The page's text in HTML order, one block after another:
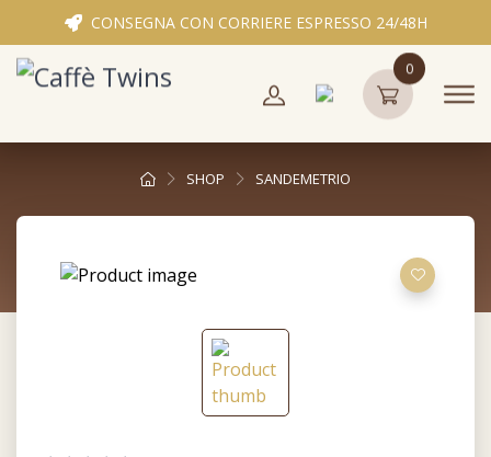
CONSEGNA CON CORRIERE ESPRESSO 24/48H
0
SHOP SANDEMETRIO